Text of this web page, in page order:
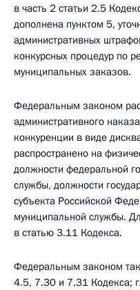
в часть 2 статьи 2.5
дополнена пунктом 5,
административных
конкурсных процедур по
муниципальных заказов.
Федеральным законом
административного
конкуренции в виде
распространено на
должности федеральной
службы, должности
субъекта Российской
муниципальной службы.
в статью 3.11 Кодекса.
Федеральным законом
4.5, 7.30 и 7.31 Кодекса;